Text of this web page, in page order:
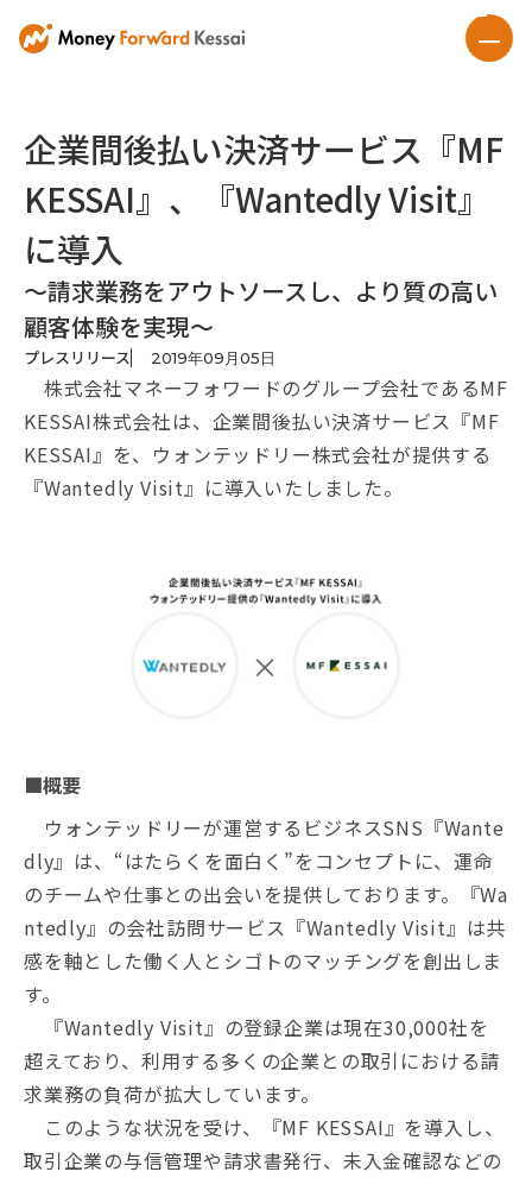
企業間後払い決済サービス『MF
KESSAI』、『Wantedly Visit』
に導入
〜請求業務をアウトソースし、より質の高い
顧客体験を実現〜
プレスリリース 2019年09 月05日
株式会社マネーフォワードのグループ会社であるMF
KESSAI株式会社は、企業間後払い決済サービス『MF
KESSAI』を、ウォンテッドリー株式会社が提供する
『Wantedly Visit』に導入いたしました。
■概要
ウォンテッドリーが運営するビジネスSNS『Wante
dly』は、“はたらくを面白く”をコンセプトに、運命
のチームや仕事との出会いを提供しております。『Wa
ntedly』の会社訪問サービス『Wantedly Visit』は共
感を軸とした働く人とシゴトのマッチングを創出しま
す。
『Wantedly Visit』の登録企業は現在30,000社を
超えており、利用する多くの企業との取引における請
求業務の負荷が拡大しています。
このような状況を受け、『MF KESSAI』を導入し、
取引企業の与信管理や請求書発行、未入金確認などの